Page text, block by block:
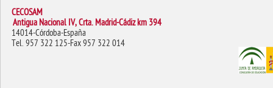
CECOSAM
Antigua Nacional IV, Crta. Madrid-Cádiz km 394
14014-Córdoba-España
Tel. 957 322 125-Fax 957 322 014